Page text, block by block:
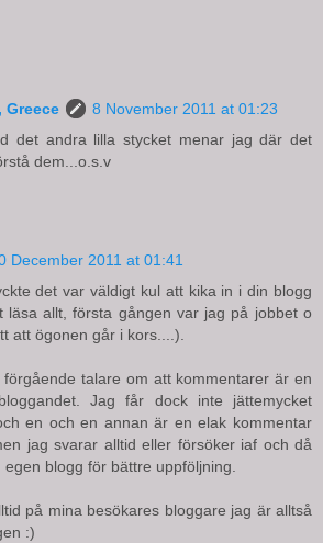
Greece
8 November 2011 at 01:23
det andra lilla stycket menar jag där det
dem...o.s.v
December 2011 at 01:41
det var väldigt kul att kika in i din blogg
läsa allt, första gången var jag på jobbet o
att ögonen går i kors....).
talare om att kommentarer är en
Jag får dock inte jättemycket
en och en annan är en elak kommentar
jag svarar alltid eller försöker iaf och då
egen blogg för bättre uppföljning.
på mina besökares bloggare jag är alltså
:)